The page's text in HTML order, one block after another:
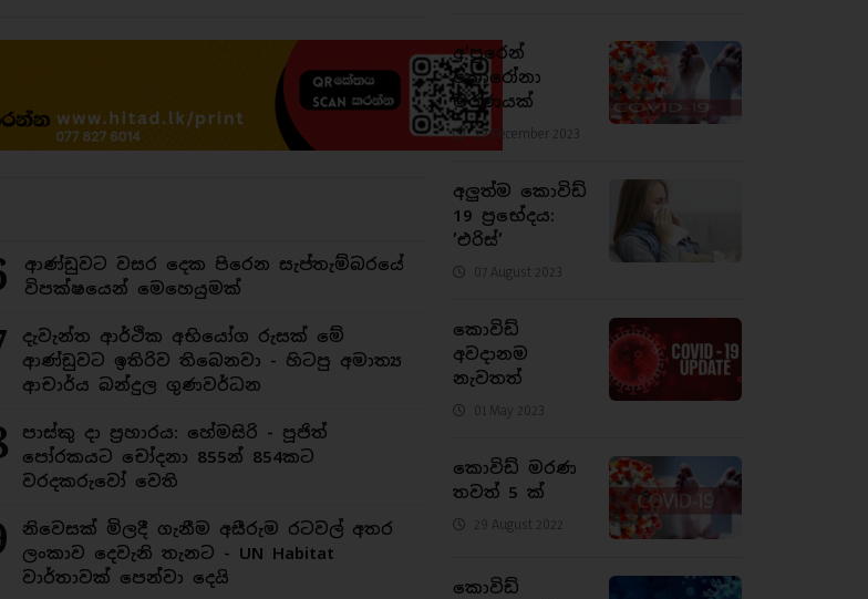
ආණ්ඩුවට වසර දෙක පිරෙන සැප්තැම්බරයේ
විපක්ෂයෙන් මෙහෙයුමක්
දැවැන්ත ආර්ථික අභියෝග රුසක් මේ
ආණ්ඩුවට ඉතිරිව තිබෙනවා - හිටපු අමාත්‍ය
ආචාර්ය බන්දුල ගුණවර්ධන
පාස්කු දා ප්‍රහාරය: හේමසිරි - පූජිත්
පෝරකයට චෝදනා 855න් 854කට
වරදකරුවෝ වෙති
නිවෙසක් මිලදී ගැනීම අසීරුම රටවල් අතර
ලංකාව දෙවැනි තැනට - UN Habitat
වාර්තාවක් පෙන්වා දෙයි
අ’පුරෙන්
කොරෝනා
මරණයක්
29 December 2023
අලුත්ම කොවිඩ්
19 ප්‍රභේදය:
’එරිස්’
07 August 2023
කොවිඩ්
අවදානම
නැවතත්
01 May 2023
කොවිඩ් මරණ
තවත් 5 ක්
29 August 2022
කොවිඩ්